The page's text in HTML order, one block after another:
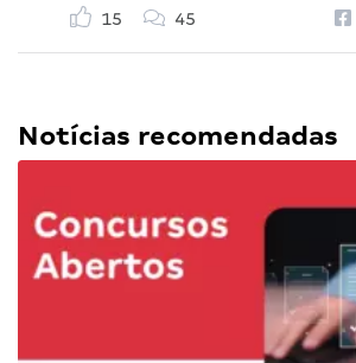
15 45
Notícias recomendadas